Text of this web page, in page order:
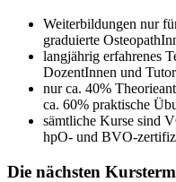
Weiterbildungen nur
graduierte
langjährig erfahrenes
DozentInnen und
nur ca. 40%
ca. 60% praktische
sämtliche Kurse sind
hpO- und BVO-
Die nächsten